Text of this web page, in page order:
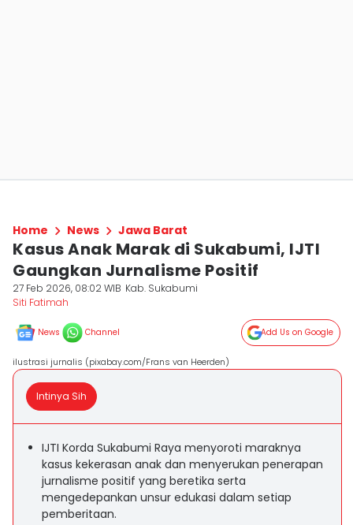
Home News Jawa Barat
Kasus Anak Marak di Sukabumi, IJTI
Gaungkan Jurnalisme Positif
27 Feb 2026, 08:02 WIB Kab. Sukabumi
Siti Fatimah
News Channel Add Us on Google
ilustrasi jurnalis (pixabay.com/Frans van Heerden)
Intinya Sih
IJTI Korda Sukabumi Raya menyoroti maraknya
kasus kekerasan anak dan menyerukan penerapan
jurnalisme positif yang beretika serta
mengedepankan unsur edukasi dalam setiap
pemberitaan.